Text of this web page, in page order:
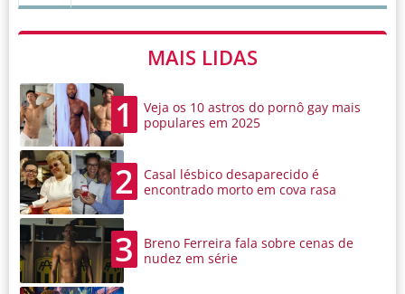
MAIS LIDAS
1
Veja os 10 astros do pornô gay mais
populares em 2025
2
Casal lésbico desaparecido é
encontrado morto em cova rasa
3
Breno Ferreira fala sobre cenas de
nudez em série